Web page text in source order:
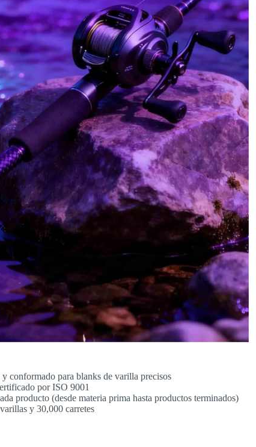
conformado para blanks de varilla precisos
por ISO 9001
producto (desde materia prima hasta productos terminados)
y 30,000 carretes